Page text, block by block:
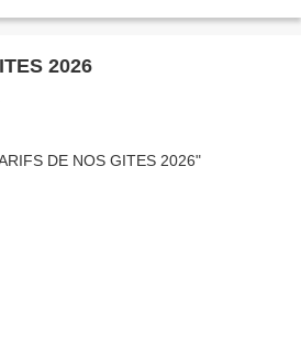
TARIFS DE NOS GITES 2026